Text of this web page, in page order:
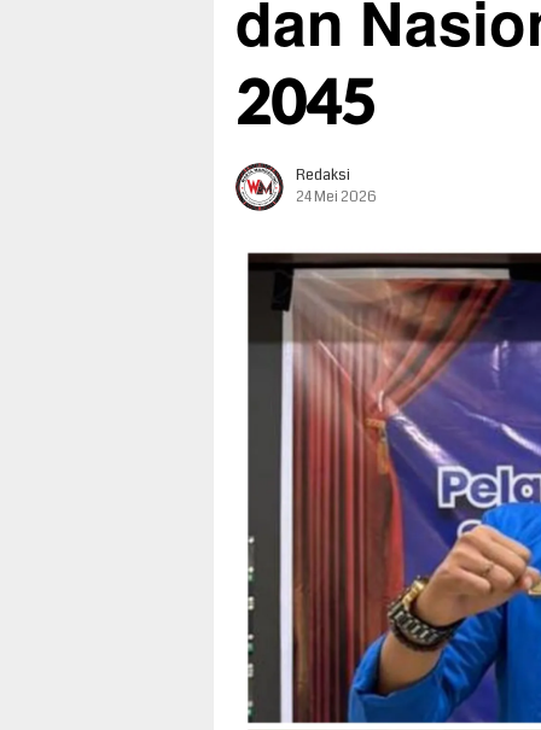
dan
2045
Redaksi
24 Mei 2026